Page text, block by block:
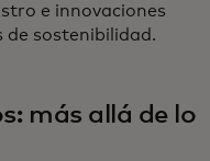
e innovaciones
de sostenibilidad.
más allá de lo